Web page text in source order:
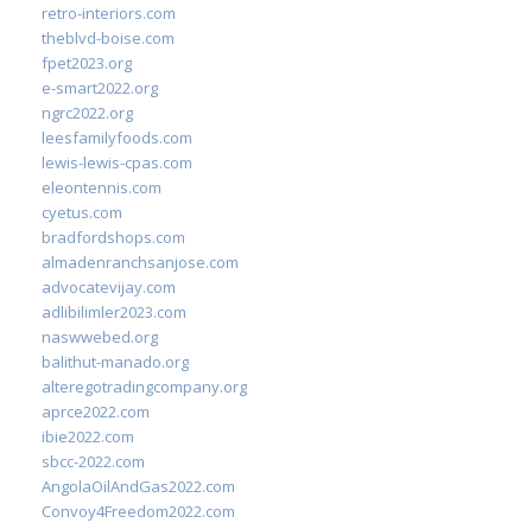
retro-interiors.com
theblvd-boise.com
fpet2023.org
e-smart2022.org
ngrc2022.org
leesfamilyfoods.com
lewis-lewis-cpas.com
eleontennis.com
cyetus.com
bradfordshops.com
almadenranchsanjose.com
advocatevijay.com
adlibilimler2023.com
naswwebed.org
balithut-manado.org
alteregotradingcompany.org
aprce2022.com
ibie2022.com
sbcc-2022.com
AngolaOilAndGas2022.com
Convoy4Freedom2022.com